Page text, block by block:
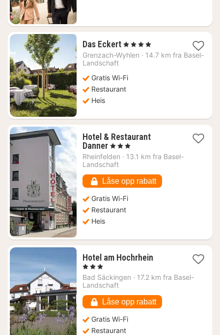
Das Eckert1
natt
fra
kr.
, 4 Stjerner
Grenzach-Wyhlen · 14.7 km fra Basel-
Landschaft
Gratis Wi-Fi
Restaurant
Heis
Hotel & Restaurant
Danner1
natt
fra
kr.
, 3 Stjerner
Rheinfelden · 13.1 km fra Basel-
Landschaft
Låse opp rabatt
Gratis Wi-Fi
Restaurant
Heis
Hotel am Hochrhein1
fra
, 3 Stjerner
Bad Säckingen · 17.2 km fra Basel-
Landschaft
Låse opp rabatt
Gratis Wi-Fi
Restaurant